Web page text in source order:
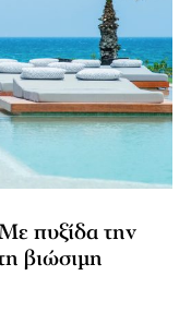
πυξίδα την
βιώσιμη